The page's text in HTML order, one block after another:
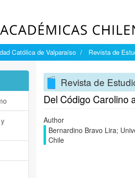
Católica de Valparaíso Revista de
Revista de
Del Código Carolino
Author
Bernardino Bravo Lira;
Chile